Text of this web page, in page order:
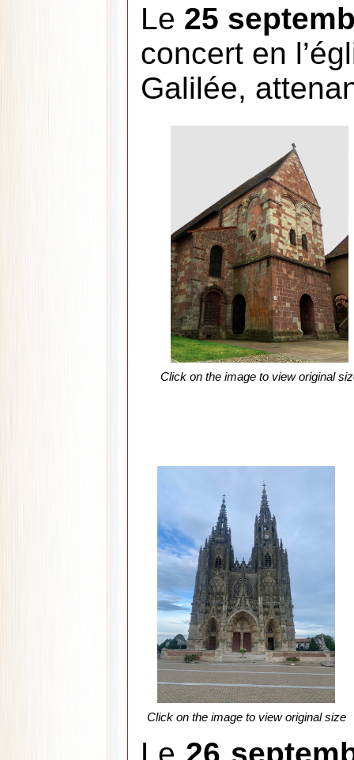
Le 25
concert en
Galilée,
Click on the image to view original
Click on the image to view original size